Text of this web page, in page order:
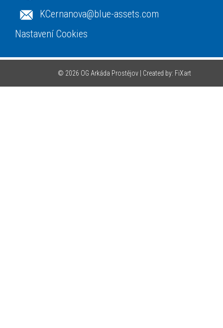
KCernanova@blue-assets.com
Nastavení Cookies
© 2026 OG Arkáda Prostějov | Created by: FiXart